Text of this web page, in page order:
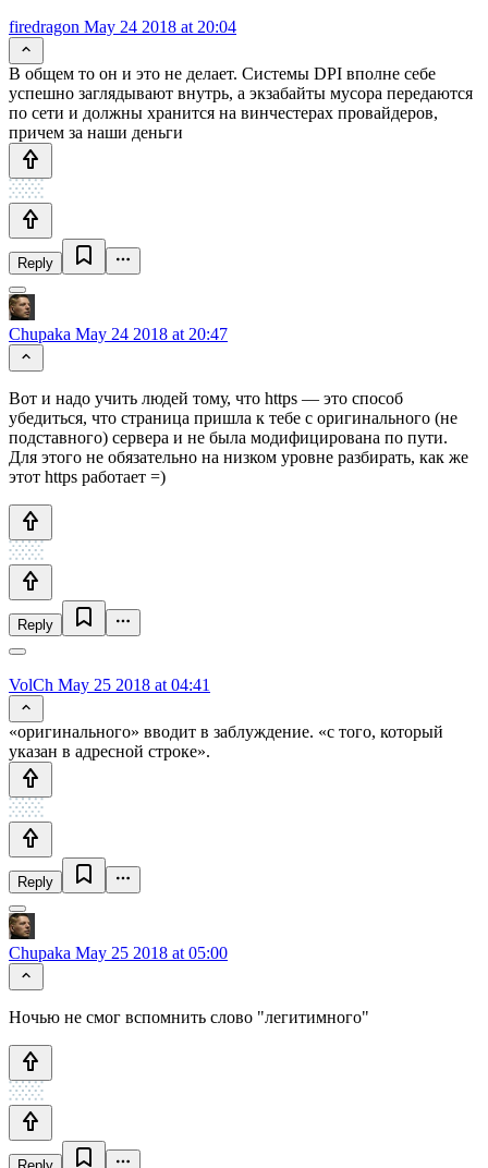
firedragon May 24 2018 at 20:04
В общем то он и это не делает. Системы DPI вполне себе
успешно заглядывают внутрь, а экзабайты мусора передаются
по сети и должны хранится на винчестерах провайдеров,
причем за наши деньги
Reply
Chupaka May 24 2018 at 20:47
Вот и надо учить людей тому, что https — это способ
убедиться, что страница пришла к тебе с оригинального (не
подставного) сервера и не была модифицирована по пути.
Для этого не обязательно на низком уровне разбирать, как же
этот https работает =)
Reply
VolCh May 25 2018 at 04:41
«оригинального» вводит в заблуждение. «с того, который
указан в адресной строке».
Reply
Chupaka May 25 2018 at 05:00
Ночью не смог вспомнить слово "легитимного"